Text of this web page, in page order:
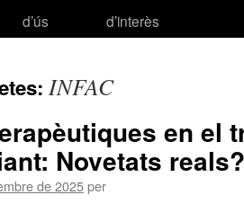
d’ús
d’interès
INFAC
en el
Novetats reals?
de 2025per